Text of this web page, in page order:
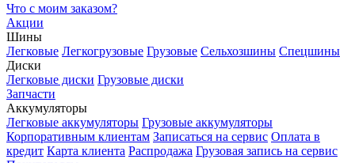
Что с моим заказом?
Акции
Шины
Легковые Легкогрузовые Грузовые Сельхозшины Спецшины
Диски
Легковые диски Грузовые диски
Запчасти
Аккумуляторы
Легковые аккумуляторы Грузовые аккумуляторы
Корпоративным клиентам Записаться на сервис Оплата в
кредит Карта клиента Распродажа Грузовая запись на сервис